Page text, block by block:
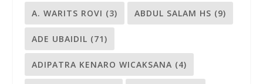
A. WARITS ROVI (3) ABDUL SALAM HS (9)
ADE UBAIDIL (71)
ADIPATRA KENARO WICAKSANA (4)